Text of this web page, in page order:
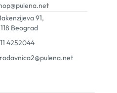
91,
Beograd
4252044